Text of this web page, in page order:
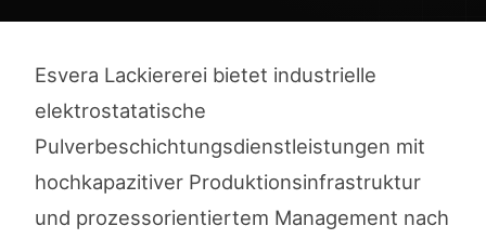
Esvera Lackiererei bietet industrielle
elektrostatatische
Pulverbeschichtungsdienstleistungen mit
hochkapazitiver Produktionsinfrastruktur
und prozessorientiertem Management nach